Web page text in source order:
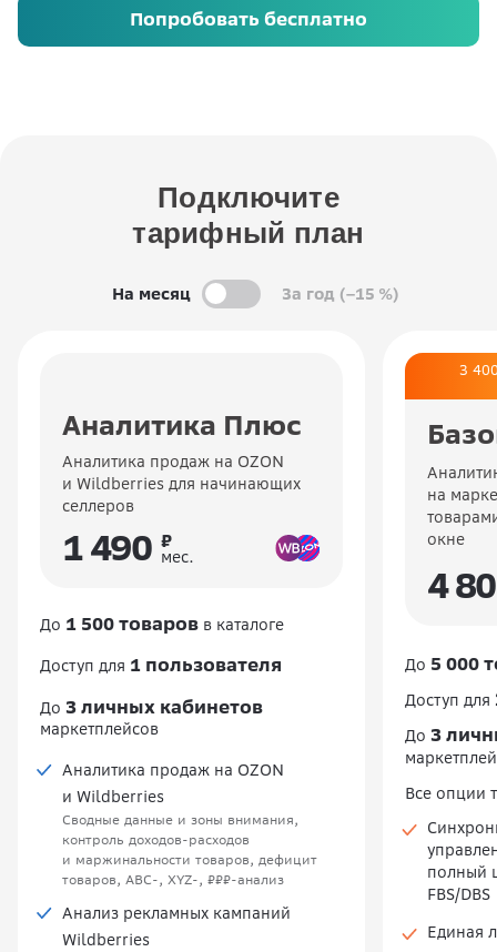
Попробовать бесплатно
Подключите
тарифный план
На месяц За год (–15 %)
Аналитика Плюс
Аналитика продаж на OZON
и Wildberries для начинающих
селлеров
1 490 ₽
мес.
До 1 500 товаров в каталоге
Доступ для 1 пользователя
До 3 личных кабинетов
маркетплейсов
Аналитика продаж на OZON
и Wildberries
Сводные данные и зоны внимания,
контроль доходов-расходов
и маржинальности товаров, дефицит
товаров, ABC-, XYZ-, ₽₽₽-анализ
Анализ рекламных кампаний
Wildberries
3
на
окне
4
До 5 000
Доступ для
До 3
Все опции
полный
FBS/DBS
Единая